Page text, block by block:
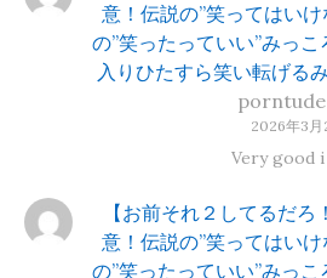
意！伝説の”笑ってはい
の”笑ったっていい”みっ
入りひたすら笑い転げる
porntude
2026年3月
Very good
【お前それ２してるだ
意！伝説の”笑ってはい
の”笑ったっていい”みっ